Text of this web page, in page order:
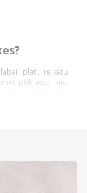
plati, reikėtų
priklauso nuo
kiekvienam
kad įsigytų
aprašymą,